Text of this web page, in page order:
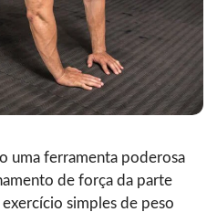
uma ferramenta poderosa
de força da parte
simples de peso